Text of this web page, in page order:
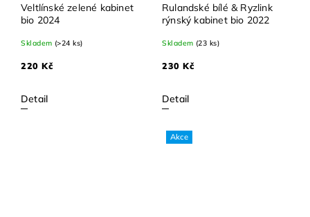
Veltlínské zelené kabinet
bio 2024
Skladem (>24 ks)
220 Kč
Detail
Rulandské bílé & Ryzlink
rýnský kabinet bio 2022
Skladem (23 ks)
230 Kč
Detail
Akce